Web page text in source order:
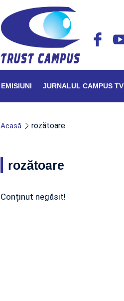
EMISIUNI JURNALUL CAMPUS TV
Acasă rozătoare
rozătoare
Conținut negăsit!